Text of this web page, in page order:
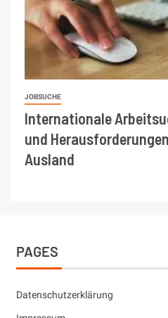
JOBSUCHE
Internationale
und
Ausland
PAGES
Datenschutzerklärung